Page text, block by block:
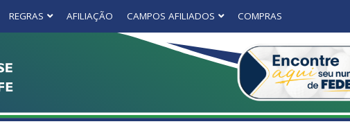
REGRAS AFILIAÇÃO CAMPOS AFILIADOS COMPRAS